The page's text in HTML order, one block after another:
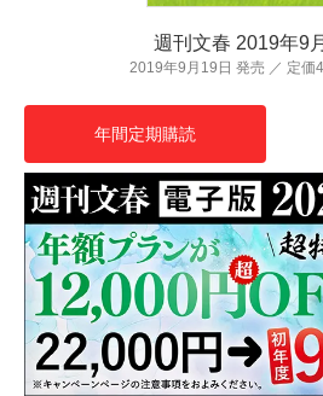
週刊文春 2019年9
2019年9月19日 発売 ／ 定価
年間定期購読